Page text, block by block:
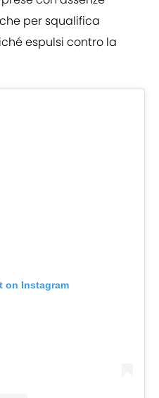
per squalifica
espulsi contro la
on Instagram